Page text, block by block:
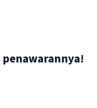
penawarannya!